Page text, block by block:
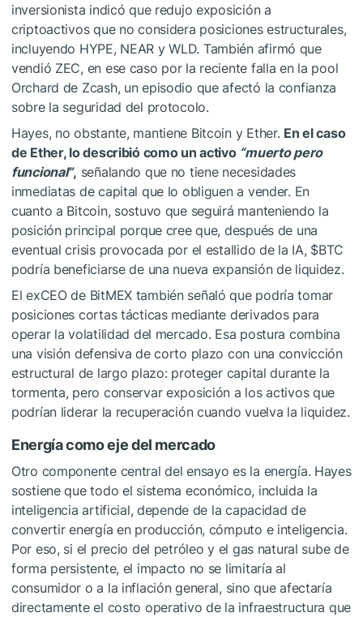
inversionista indicó que redujo exposición a
criptoactivos que no considera posiciones estructurales,
incluyendo HYPE, NEAR y WLD. También afirmó que
vendió ZEC, en ese caso por la reciente falla en la pool
Orchard de Zcash, un episodio que afectó la confianza
sobre la seguridad del protocolo.
Hayes, no obstante, mantiene Bitcoin y Ether. En el caso
de Ether, lo describió como un activo “muerto pero
funcional”, señalando que no tiene necesidades
inmediatas de capital que lo obliguen a vender. En
cuanto a Bitcoin, sostuvo que seguirá manteniendo la
posición principal porque cree que, después de una
eventual crisis provocada por el estallido de la IA, $BTC
podría beneficiarse de una nueva expansión de liquidez.
El exCEO de BitMEX también señaló que podría tomar
posiciones cortas tácticas mediante derivados para
operar la volatilidad del mercado. Esa postura combina
una visión defensiva de corto plazo con una convicción
estructural de largo plazo: proteger capital durante la
tormenta, pero conservar exposición a los activos que
podrían liderar la recuperación cuando vuelva la liquidez.
Energía como eje del mercado
Otro componente central del ensayo es la energía. Hayes
sostiene que todo el sistema económico, incluida la
inteligencia artificial, depende de la capacidad de
convertir energía en producción, cómputo e inteligencia.
Por eso, si el precio del petróleo y el gas natural sube de
forma persistente, el impacto no se limitaría al
consumidor o a la inflación general, sino que afectaría
directamente el costo operativo de la infraestructura que